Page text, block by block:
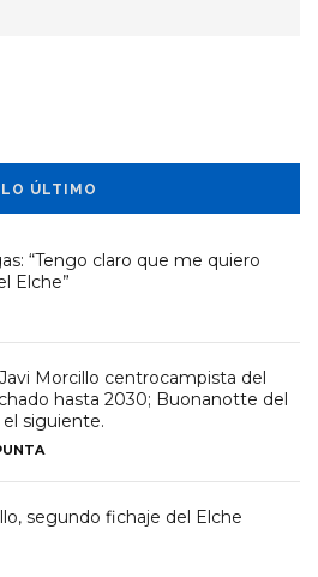
LO ÚLTIMO
“Tengo claro que me quiero
Elche”
Morcillo centrocampista del
hasta 2030; Buonanotte del
siguiente.
segundo fichaje del Elche